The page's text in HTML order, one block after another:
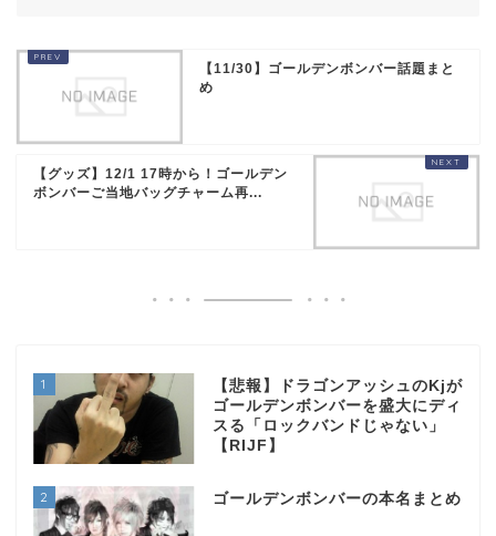
【11/30】ゴールデンボンバー話題まと
め
【グッズ】12/1 17時から！ゴールデン
ボンバーご当地バッグチャーム再...
1
【悲報】ドラゴンアッシュのKjが
ゴールデンボンバーを盛大にディ
スる「ロックバンドじゃない」
【RIJF】
2 ゴールデンボンバーの本名まとめ